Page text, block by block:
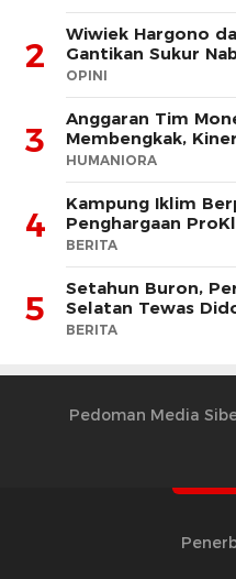
2
Wiwiek Hargono
Gantikan Sukur
OPINI
3
Anggaran Tim
Membengkak,
HUMANIORA
4
Kampung Iklim
Penghargaan
BERITA
5
Setahun Buron,
Selatan Tewas
BERITA
Pedoman Media